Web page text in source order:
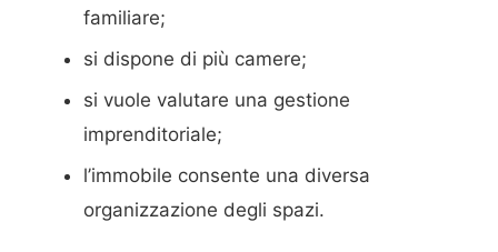
familiare;
si dispone di più camere;
si vuole valutare una gestione
imprenditoriale;
l’immobile consente una diversa
organizzazione degli spazi.